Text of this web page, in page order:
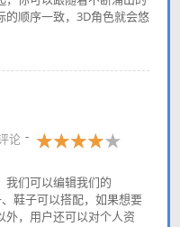
的顺序一致，3D角色就会悠
论
我们可以编辑我们的
鞋子可以搭配，如果想要
外，用户还可以对个人资